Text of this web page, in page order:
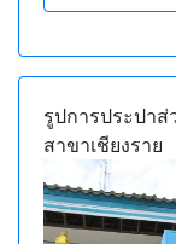
ข้อมูลภ
รูปการประปา
สาขาเชียงราย